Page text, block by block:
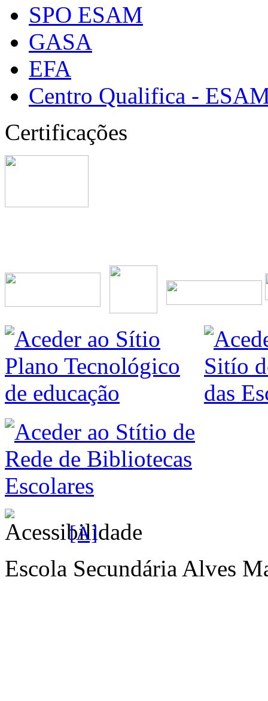
SPO ESAM
GASA
EFA
Centro Qualifica -
Certificações
[A]
Escola Secundária Alves